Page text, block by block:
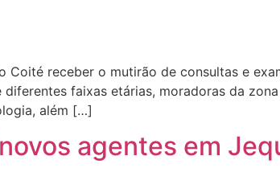
receber o mutirão de consultas e
diferentes faixas etárias, moradoras da
além […]
agentes em